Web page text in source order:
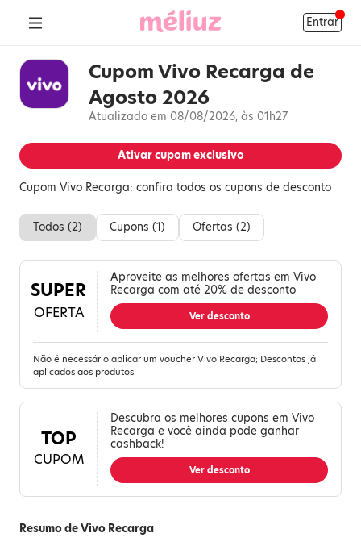
Entrar
Cupom Vivo Recarga de
Agosto 2026
Atualizado em 08/08/2026, às 01h27
Ativar cupom exclusivo
Cupom Vivo Recarga: confira todos os cupons de desconto
Todos (2) Cupons (1) Ofertas (2)
SUPER
OFERTA
Aproveite as melhores ofertas em Vivo
Recarga com até 20% de desconto
Ver desconto
Não é necessário aplicar um voucher Vivo Recarga; Descontos já
aplicados aos produtos.
TOP
CUPOM
Descubra os melhores cupons em Vivo
Recarga e você ainda pode ganhar
cashback!
Ver desconto
Resumo de Vivo Recarga